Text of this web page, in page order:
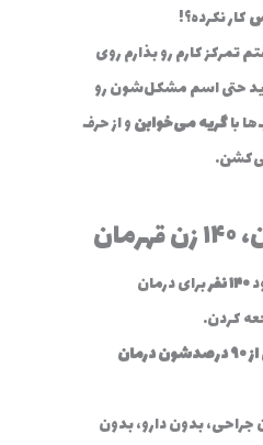
کار نکرده؟!
تمرکز کارم رو بذارم روی
حتی اسم مشکل‌شون رو
باگریه می‌خوابنو از حرف
۱۴۰ نفر
برای درمان
کردن.
بیش از ۹۰ درصدشون درمان
بدون دارو، بدون